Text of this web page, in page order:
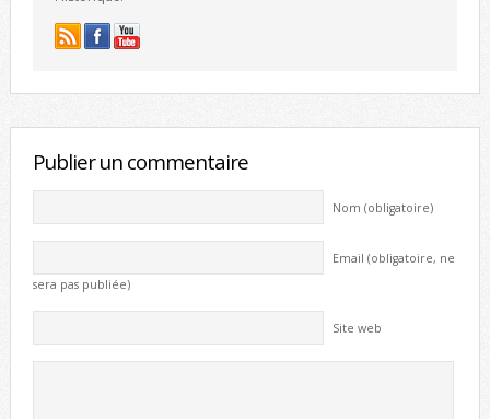
Publier un commentaire
Nom (obligatoire)
Email (obligatoire, ne
sera pas publiée)
Site web